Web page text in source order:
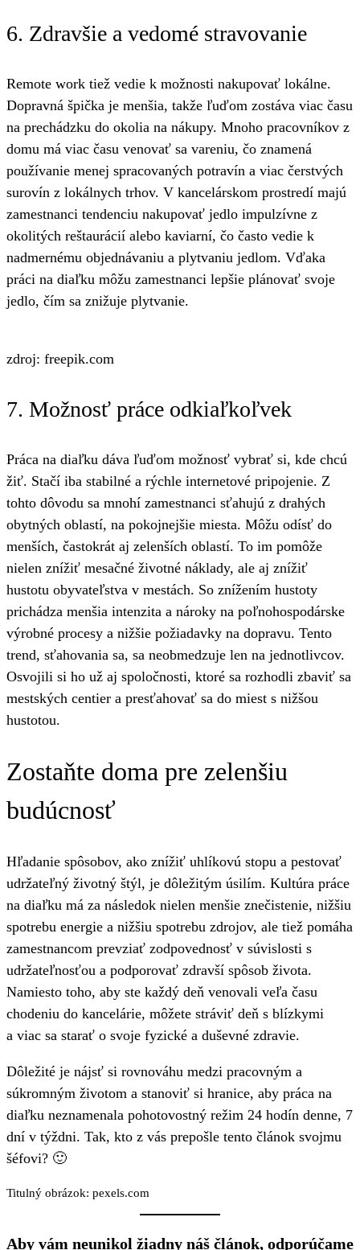
6. Zdravšie a vedomé stravovanie
Remote work tiež vedie k možnosti nakupovať lokálne.
Dopravná špička je menšia, takže ľuďom zostáva viac času
na prechádzku do okolia na nákupy. Mnoho pracovníkov z
domu má viac času venovať sa vareniu, čo znamená
používanie menej spracovaných potravín a viac čerstvých
surovín z lokálnych trhov. V kancelárskom prostredí majú
zamestnanci tendenciu nakupovať jedlo impulzívne z
okolitých reštaurácií alebo kaviarní, čo často vedie k
nadmernému objednávaniu a plytvaniu jedlom. Vďaka
práci na diaľku môžu zamestnanci lepšie plánovať svoje
jedlo, čím sa znižuje plytvanie.
zdroj: freepik.com
7. Možnosť práce odkiaľkoľvek
Práca na diaľku dáva ľuďom možnosť vybrať si, kde chcú
žiť. Stačí iba stabilné a rýchle internetové pripojenie. Z
tohto dôvodu sa mnohí zamestnanci sťahujú z drahých
obytných oblastí, na pokojnejšie miesta. Môžu odísť do
menších, častokrát aj zelenších oblastí. To im pomôže
nielen znížiť mesačné životné náklady, ale aj znížiť
hustotu obyvateľstva v mestách. So znížením hustoty
prichádza menšia intenzita a nároky na poľnohospodárske
výrobné procesy a nižšie požiadavky na dopravu. Tento
trend, sťahovania sa, sa neobmedzuje len na jednotlivcov.
Osvojili si ho už aj spoločnosti, ktoré sa rozhodli zbaviť sa
mestských centier a presťahovať sa do miest s nižšou
hustotou.
Zostaňte doma pre zelenšiu
budúcnosť
Hľadanie spôsobov, ako znížiť uhlíkovú stopu a pestovať
udržateľný životný štýl, je dôležitým úsilím. Kultúra práce
na diaľku má za následok nielen menšie znečistenie, nižšiu
spotrebu energie a nižšiu spotrebu zdrojov, ale tiež pomáha
zamestnancom prevziať zodpovednosť v súvislosti s
udržateľnosťou a podporovať zdravší spôsob života.
Namiesto toho, aby ste každý deň venovali veľa času
chodeniu do kancelárie, môžete stráviť deň s blízkymi
a viac sa starať o svoje fyzické a duševné zdravie.
Dôležité je nájsť si rovnováhu medzi pracovným a
súkromným životom a stanoviť si hranice, aby práca na
diaľku neznamenala pohotovostný režim 24 hodín denne, 7
dní v týždni. Tak, kto z vás prepošle tento článok svojmu
šéfovi? 🙂
Titulný obrázok: pexels.com
Aby vám neunikol žiadny náš článok, odporúčame